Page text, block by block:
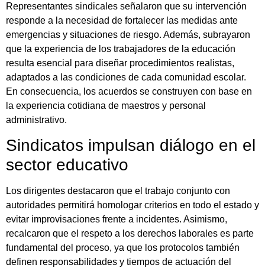
Representantes sindicales señalaron que su intervención
responde a la necesidad de fortalecer las medidas ante
emergencias y situaciones de riesgo. Además, subrayaron
que la experiencia de los trabajadores de la educación
resulta esencial para diseñar procedimientos realistas,
adaptados a las condiciones de cada comunidad escolar.
En consecuencia, los acuerdos se construyen con base en
la experiencia cotidiana de maestros y personal
administrativo.
Sindicatos impulsan diálogo en el
sector educativo
Los dirigentes destacaron que el trabajo conjunto con
autoridades permitirá homologar criterios en todo el estado y
evitar improvisaciones frente a incidentes. Asimismo,
recalcaron que el respeto a los derechos laborales es parte
fundamental del proceso, ya que los protocolos también
definen responsabilidades y tiempos de actuación del